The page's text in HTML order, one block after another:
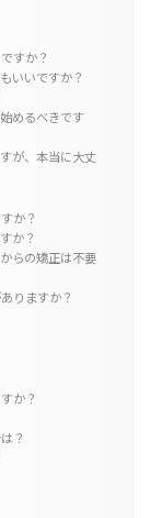
すか？
いいですか？
めるべきです
が、本当に大丈
か？
か？
らの矯正は不要
りますか？
か？
？